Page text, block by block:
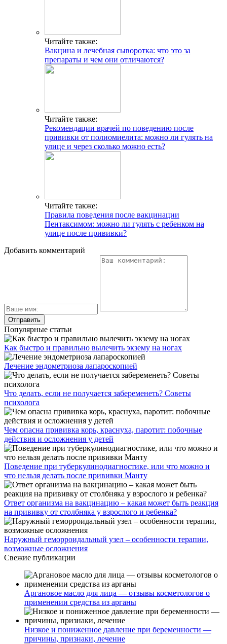
Читайте также:
Вакцина и лечебная сыворотка: что это за
препараты и чем они отличаются?
Читайте также:
Рекомендации врачей по поведению после
прививки от полиомиелита: можно ли гулять на
улице и через сколько можно есть?
Читайте также:
Правила поведения после вакцинации
Пентаксимом: можно ли гулять с ребенком на
улице после прививки?
Добавить комментарий
Популярные статьи
Как быстро и правильно вылечить экзему на ногах
Лечение эндометриоза лапароскопией
Что делать, если не получается забеременеть? Советы
психолога
Чем опасна прививка корь, краснуха, паротит: побочные
действия и осложнения у детей
Поведение при туберкулинодиагностике, или что можно и
что нельзя делать после прививки Манту
Ответ организма на вакцинацию – какая может быть реакция
на прививку от столбняка у взрослого и ребенка?
Наружный геморроидальный узел – особенности терапии,
возможные осложнения
Свежие публикации
Аргановое масло для лица — отзывы косметологов о
применении средства из арганы
Низкое и пониженное давление при беременности —
причины, признаки, лечение